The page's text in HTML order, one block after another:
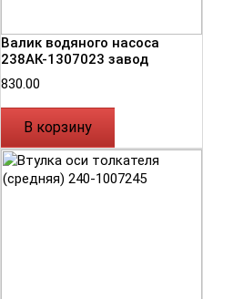
Валик водяного насоса
238АК-1307023 завод
830.00
В корзину